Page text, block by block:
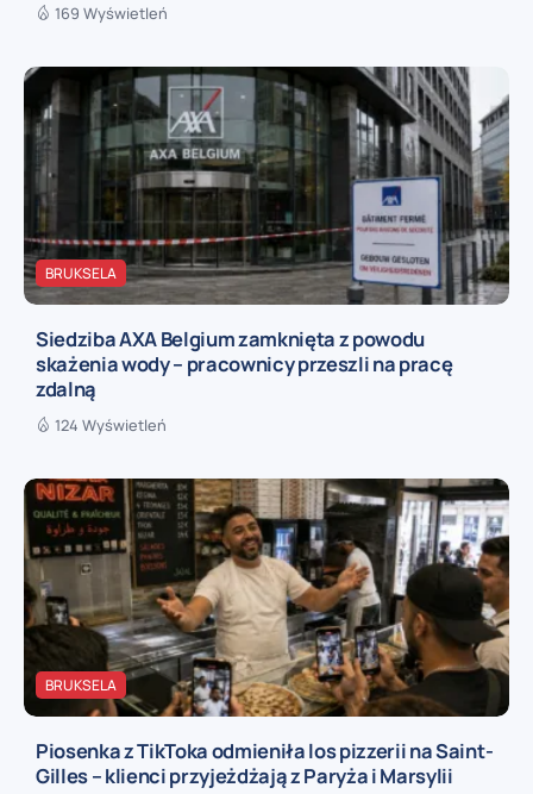
169 Wyświetleń
BRUKSELA
Siedziba AXA Belgium zamknięta z powodu
skażenia wody – pracownicy przeszli na pracę
zdalną
124 Wyświetleń
BRUKSELA
Piosenka z TikToka odmieniła los pizzerii na Saint-
Gilles – klienci przyjeżdżają z Paryża i Marsylii